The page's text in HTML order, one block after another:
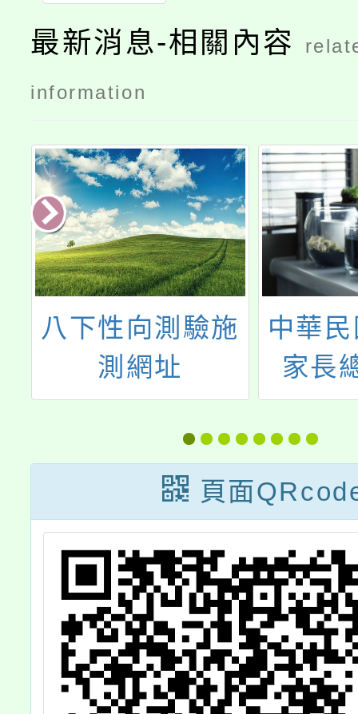
最新消息-相關內容
information
中華民國智障者
家長總會辦理
「2024第12屆
全國心智障礙者
才藝大賽」活動
簡章1份，請鼓
勵學生及其家長
踴躍報名參加。
114學
期「
教育
域選
頁面